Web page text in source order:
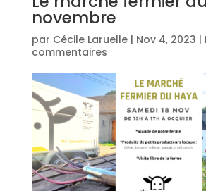
novembre
par Cécile Laruelle| Nov 4, 2023 |
commentaires